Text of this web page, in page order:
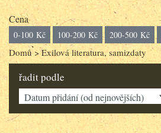
Cena
0-100 Kč 100-200 Kč 200-500 Kč
Domů>Exilová literatura, samizdaty
řadit podle